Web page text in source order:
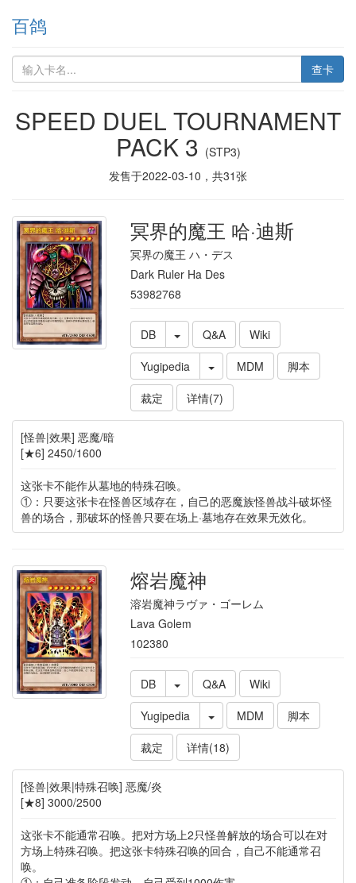
百鸽
查卡
SPEED DUEL TOURNAMENT
PACK 3 (STP3)
发售于2022-03-10 ，共31张
冥界的魔王 哈·迪斯
冥界の魔王 ハ・デス
Dark Ruler Ha Des
53982768
DB Q&A
Wiki
Yugipedia
MDM
脚本
裁定
详情(7)
[怪兽|效果] 恶魔/暗
[★6] 2450/1600
这张卡不能作从墓地的特殊召唤。
①：只要这张卡在怪兽区域存在，自己的恶魔族怪兽战斗破坏怪
兽的场合，那破坏的怪兽只要在场上·墓地存在效果无效化。
熔岩魔神
溶岩魔神ラヴァ・ゴーレム
Lava Golem
102380
DB Q&A
Wiki
Yugipedia
MDM
脚本
裁定
详情(18)
[怪兽|效果|特殊召唤] 恶魔/炎
[★8] 3000/2500
这张卡不能通常召唤。把对方场上2只怪兽解放的场合可以在对
方场上特殊召唤。把这张卡特殊召唤的回合，自己不能通常召
唤。